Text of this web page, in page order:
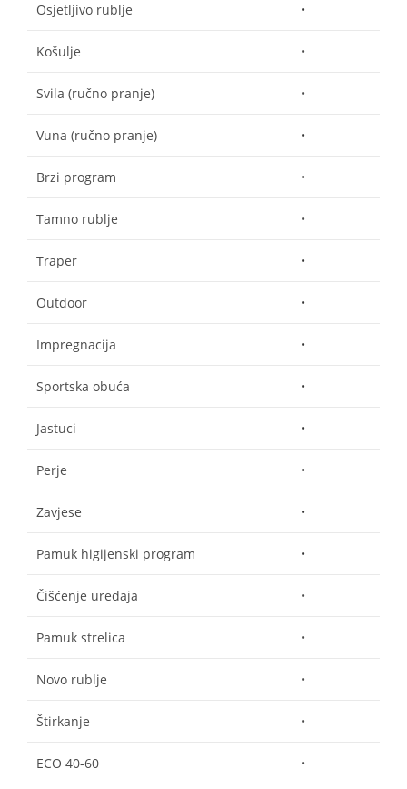
Osjetljivo rublje •
Košulje •
Svila (ručno pranje) •
Vuna (ručno pranje) •
Brzi program •
Tamno rublje •
Traper •
Outdoor •
Impregnacija •
Sportska obuća •
Jastuci •
Perje •
Zavjese •
Pamuk higijenski program •
Čišćenje uređaja •
Pamuk strelica •
Novo rublje •
Štirkanje •
ECO 40-60 •